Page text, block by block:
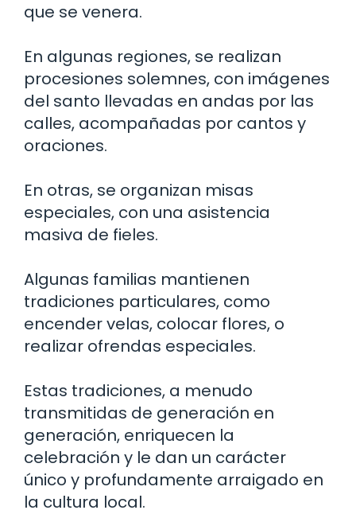
que se venera.
En algunas regiones, se realizan
procesiones solemnes, con imágenes
del santo llevadas en andas por las
calles, acompañadas por cantos y
oraciones.
En otras, se organizan misas
especiales, con una asistencia
masiva de fieles.
Algunas familias mantienen
tradiciones particulares, como
encender velas, colocar flores, o
realizar ofrendas especiales.
Estas tradiciones, a menudo
transmitidas de generación en
generación, enriquecen la
celebración y le dan un carácter
único y profundamente arraigado en
la cultura local.